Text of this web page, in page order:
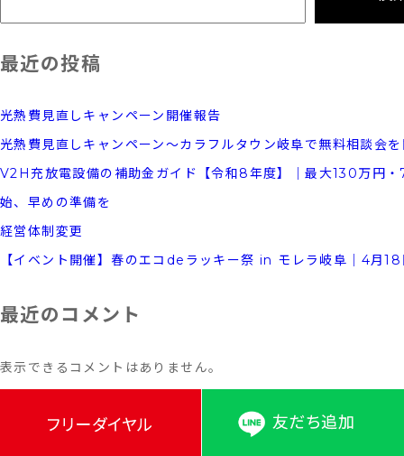
最近の投稿
光熱費見直しキャンペーン開催報告
光熱費見直しキャンペーン～カラフルタウン岐阜で無料相談会
V2H充放電設備の補助金ガイド【令和8年度】｜最大130万円
始、早めの準備を
経営体制変更
【イベント開催】春のエコdeラッキー祭 in モレラ岐阜｜4月
最近のコメント
表示できるコメントはありません。
アーカイブ